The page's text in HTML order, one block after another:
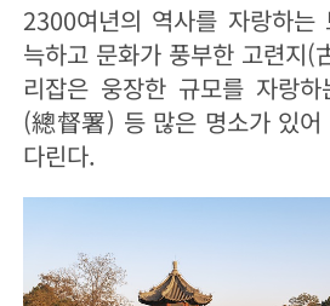
2300여년의 역사를 자랑하는
늑하고 문화가 풍부한 고련지
리잡은 웅장한 규모를 자랑
(總督署) 등 많은 명소가 있어
다린다.